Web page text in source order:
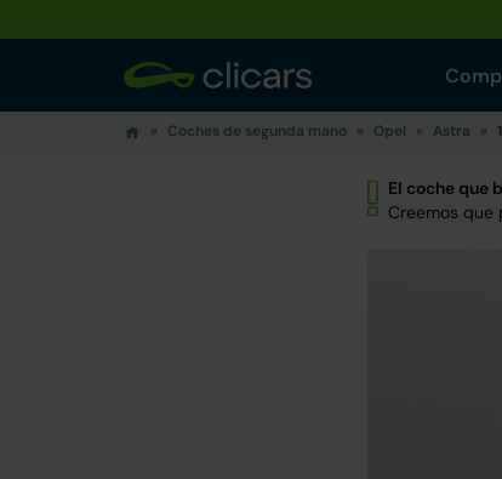
Coches de segunda mano Opel Astra
El coche que
Creemos que